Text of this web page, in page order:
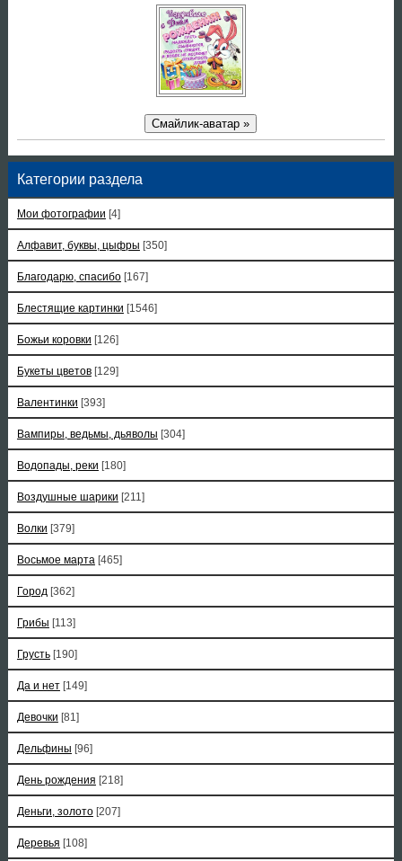
Смайлик-аватар »
Категории раздела
Мои фотографии [4]
Алфавит, буквы, цыфры [350]
Благодарю, спасибо [167]
Блестящие картинки [1546]
Божьи коровки [126]
Букеты цветов [129]
Валентинки [393]
Вампиры, ведьмы, дьяволы [304]
Водопады, реки [180]
Воздушные шарики [211]
Волки [379]
Восьмое марта [465]
Город [362]
Грибы [113]
Грусть [190]
Да и нет [149]
Девочки [81]
Дельфины [96]
День рождения [218]
Деньги, золото [207]
Деревья [108]